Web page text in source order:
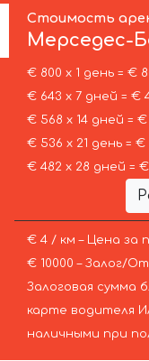
Стоимость
Мерседес-
€ 800 х 1 день = €
€ 643 х 7 дней = €
€ 568 х 14 дней =
€ 536 х 21 день = €
€ 482 х 28 дней =
€ 4 / км – Цена за
€ 10000 – Залог/
Залоговая сумма
карте водителя
наличными при